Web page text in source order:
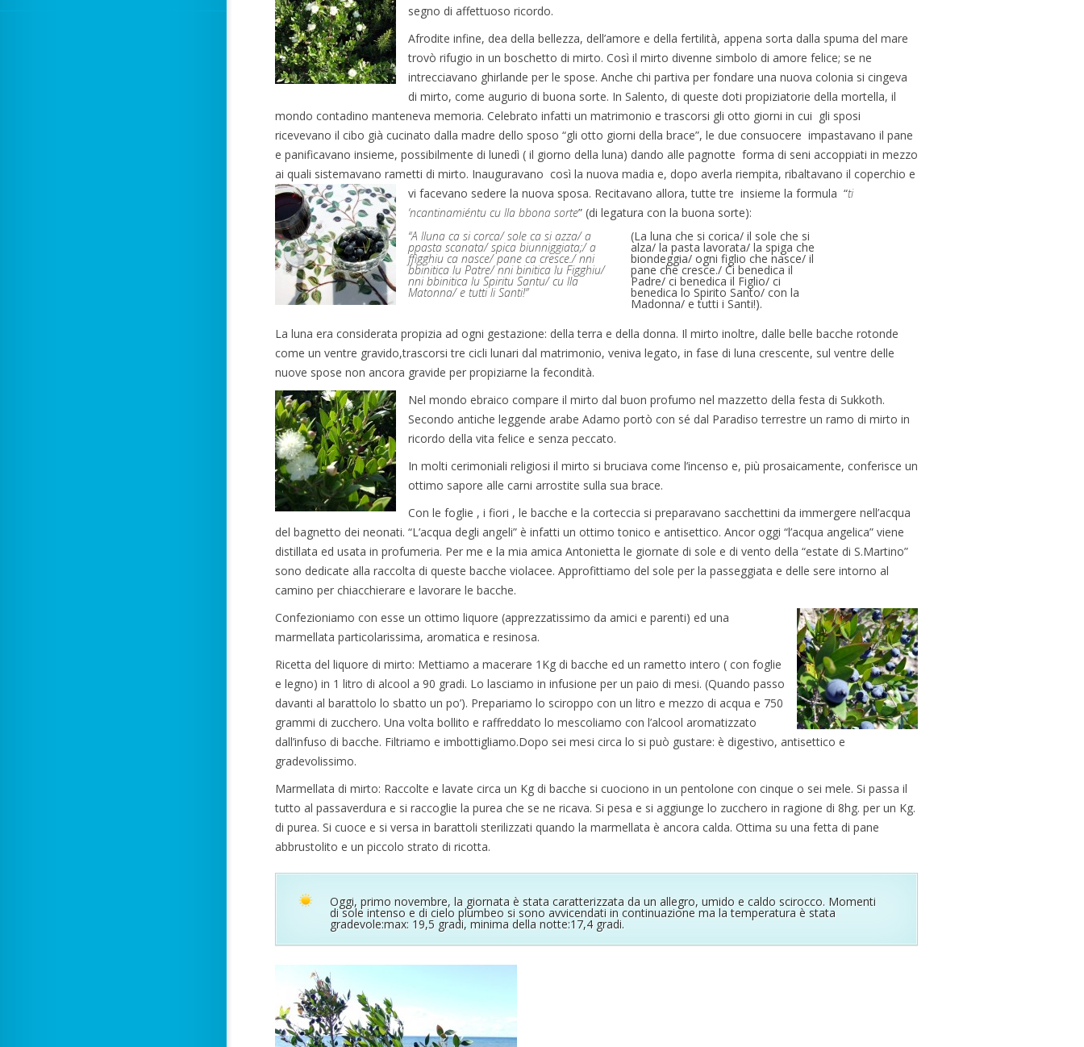
segno di affettuoso ricordo.
Afrodite infine, dea della bellezza, dell’amore e della fertilità, appena sorta dalla spuma del mare
trovò rifugio in un boschetto di mirto. Così il mirto divenne simbolo di amore felice; se ne
intrecciavano ghirlande per le spose. Anche chi partiva per fondare una nuova colonia si cingeva
di mirto, come augurio di buona sorte. In Salento, di queste doti propiziatorie della mortella, il
mondo contadino manteneva memoria. Celebrato infatti un matrimonio e trascorsi gli otto giorni in cui gli sposi
ricevevano il cibo già cucinato dalla madre dello sposo “gli otto giorni della brace”, le due consuocere impastavano il pane
e panificavano insieme, possibilmente di lunedì ( il giorno della luna) dando alle pagnotte forma di seni accoppiati in mezzo
ai quali sistemavano rametti di mirto. Inauguravano così la nuova madia e, dopo averla riempita, ribaltavano il coperchio e
vi facevano sedere la nuova sposa. Recitavano allora, tutte tre insieme la formula “ti
‘ncantinamiéntu cu lla bbona sorte” (di legatura con la buona sorte):
“A lluna ca si corca/ sole ca si azza/ a
ppasta scanata/ spica biunniggiata;/ a
ffìgghiu ca nasce/ pane ca cresce./ nni
bbinitica lu Patre/ nni binitica lu Figghiu/
nni bbinitica lu Spiritu Santu/ cu lla
Matonna/ e tutti li Santi!”
(La luna che si corica/ il sole che si
alza/ la pasta lavorata/ la spiga che
biondeggia/ ogni figlio che nasce/ il
pane che cresce./ Ci benedica il
Padre/ ci benedica il Figlio/ ci
benedica lo Spirito Santo/ con la
Madonna/ e tutti i Santi!).
La luna era considerata propizia ad ogni gestazione: della terra e della donna. Il mirto inoltre, dalle belle bacche rotonde
come un ventre gravido,trascorsi tre cicli lunari dal matrimonio, veniva legato, in fase di luna crescente, sul ventre delle
nuove spose non ancora gravide per propiziarne la fecondità.
Nel mondo ebraico compare il mirto dal buon profumo nel mazzetto della festa di Sukkoth.
Secondo antiche leggende arabe Adamo portò con sé dal Paradiso terrestre un ramo di mirto in
ricordo della vita felice e senza peccato.
In molti cerimoniali religiosi il mirto si bruciava come l’incenso e, più prosaicamente, conferisce un
ottimo sapore alle carni arrostite sulla sua brace.
Con le foglie , i fiori , le bacche e la corteccia si preparavano sacchettini da immergere nell’acqua
del bagnetto dei neonati. “L’acqua degli angeli” è infatti un ottimo tonico e antisettico. Ancor oggi “l’acqua angelica” viene
distillata ed usata in profumeria. Per me e la mia amica Antonietta le giornate di sole e di vento della “estate di S.Martino”
sono dedicate alla raccolta di queste bacche violacee. Approfittiamo del sole per la passeggiata e delle sere intorno al
camino per chiacchierare e lavorare le bacche.
Confezioniamo con esse un ottimo liquore (apprezzatissimo da amici e parenti) ed una
marmellata particolarissima, aromatica e resinosa.
Ricetta del liquore di mirto: Mettiamo a macerare 1Kg di bacche ed un rametto intero ( con foglie
e legno) in 1 litro di alcool a 90 gradi. Lo lasciamo in infusione per un paio di mesi. (Quando passo
davanti al barattolo lo sbatto un po’). Prepariamo lo sciroppo con un litro e mezzo di acqua e 750
grammi di zucchero. Una volta bollito e raffreddato lo mescoliamo con l’alcool aromatizzato
dall’infuso di bacche. Filtriamo e imbottigliamo.Dopo sei mesi circa lo si può gustare: è digestivo, antisettico e
gradevolissimo.
Marmellata di mirto: Raccolte e lavate circa un Kg di bacche si cuociono in un pentolone con cinque o sei mele. Si passa il
tutto al passaverdura e si raccoglie la purea che se ne ricava. Si pesa e si aggiunge lo zucchero in ragione di 8hg. per un Kg.
di purea. Si cuoce e si versa in barattoli sterilizzati quando la marmellata è ancora calda. Ottima su una fetta di pane
abbrustolito e un piccolo strato di ricotta.
Oggi, primo novembre, la giornata è stata caratterizzata da un allegro, umido e caldo scirocco. Momenti
di sole intenso e di cielo plumbeo si sono avvicendati in continuazione ma la temperatura è stata
gradevole:max: 19,5 gradi, minima della notte:17,4 gradi.